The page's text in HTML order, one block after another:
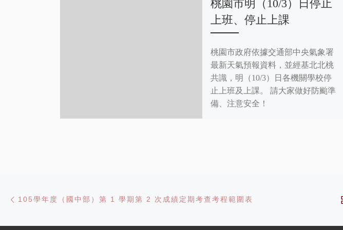
桃園市明（10/3）日停止
上班、停止上課
桃園市政府依據交通部中央氣象署
最新天氣預報資料，並經基北北桃
共識，明（10/3）日各機關學校停
止上班及上課。 請大家做好防颱準
備、注意安全！
Post navigation
105學年度（國中部）第 1 學期第 2 次成績定期考查考程範圍表